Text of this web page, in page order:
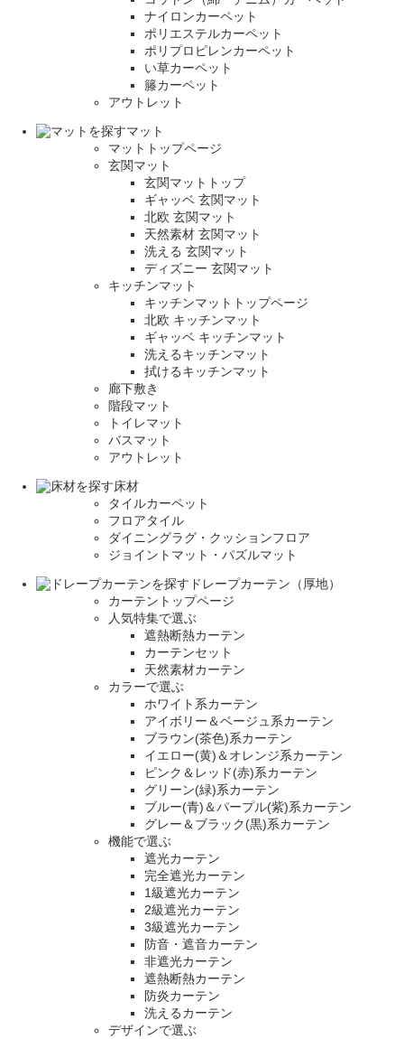
ナイロンカーペット
ポリエステルカーペット
ポリプロピレンカーペット
い草カーペット
籐カーペット
アウトレット
マット
マットトップページ
玄関マット
玄関マットトップ
ギャッベ 玄関マット
北欧 玄関マット
天然素材 玄関マット
洗える 玄関マット
ディズニー 玄関マット
キッチンマット
キッチンマットトップページ
北欧 キッチンマット
ギャッベ キッチンマット
洗えるキッチンマット
拭けるキッチンマット
廊下敷き
階段マット
トイレマット
バスマット
アウトレット
床材
タイルカーペット
フロアタイル
ダイニングラグ・クッションフロア
ジョイントマット・パズルマット
ドレープカーテン（厚地）
カーテントップページ
人気特集で選ぶ
遮熱断熱カーテン
カーテンセット
天然素材カーテン
カラーで選ぶ
ホワイト系カーテン
アイボリー＆ベージュ系カーテン
ブラウン(茶色)系カーテン
イエロー(黄)＆オレンジ系カーテン
ピンク＆レッド(赤)系カーテン
グリーン(緑)系カーテン
ブルー(青)＆パープル(紫)系カーテン
グレー＆ブラック(黒)系カーテン
機能で選ぶ
遮光カーテン
完全遮光カーテン
1級遮光カーテン
2級遮光カーテン
3級遮光カーテン
防音・遮音カーテン
非遮光カーテン
遮熱断熱カーテン
防炎カーテン
洗えるカーテン
デザインで選ぶ